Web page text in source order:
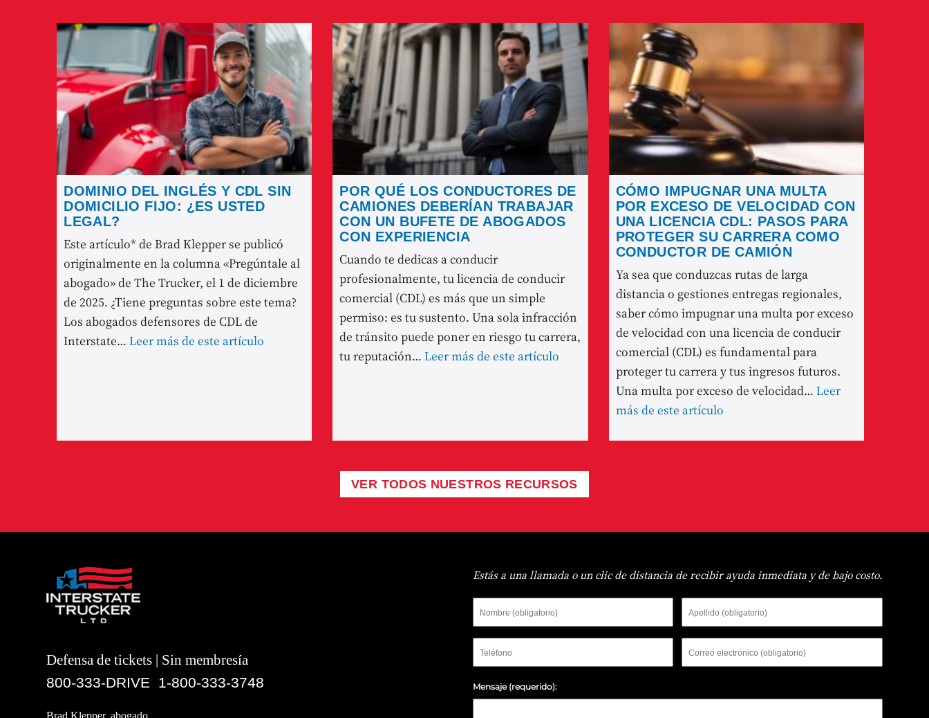
DOMINIO DEL INGLÉS Y CDL SIN
DOMICILIO FIJO: ¿ES USTED
LEGAL?
Este artículo* de Brad Klepper se publicó
originalmente en la columna «Pregúntale al
abogado» de The Trucker, el 1 de diciembre
de 2025. ¿Tiene preguntas sobre este tema?
Los abogados defensores de CDL de
Interstate…Leer más de este artículo
POR QUÉ LOS CONDUCTORES DE
CAMIONES DEBERÍAN TRABAJAR
CON UN BUFETE DE ABOGADOS
CON EXPERIENCIA
Cuando te dedicas a conducir
profesionalmente, tu licencia de conducir
comercial (CDL) es más que un simple
permiso: es tu sustento. Una sola infracción
de tránsito puede poner en riesgo tu carrera,
tu reputación…Leer más de este artículo
CÓMO IMPUGNAR UNA MULTA
POR EXCESO DE VELOCIDAD CON
UNA LICENCIA CDL: PASOS PARA
PROTEGER SU CARRERA COMO
CONDUCTOR DE CAMIÓN
Ya sea que conduzcas rutas de larga
distancia o gestiones entregas regionales,
saber cómo impugnar una multa por exceso
de velocidad con una licencia de conducir
comercial (CDL) es fundamental para
proteger tu carrera y tus ingresos futuros.
Una multa por exceso de velocidad… Leer
más de este artículo
VER TODOS NUESTROS RECURSOS
Defensa de tickets | Sin membresía
800-333-DRIVE 1-800-333-3748
Estás a una llamada o un clic de distancia de recibir ayuda inmediata y de bajo costo.
electrónico
Mensaje (requerido):